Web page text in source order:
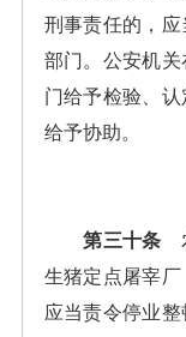
刑事责任的，
部门。公安机
门给予检验、
给予协助。
第三十条
生猪定点屠宰厂
应当责令停业